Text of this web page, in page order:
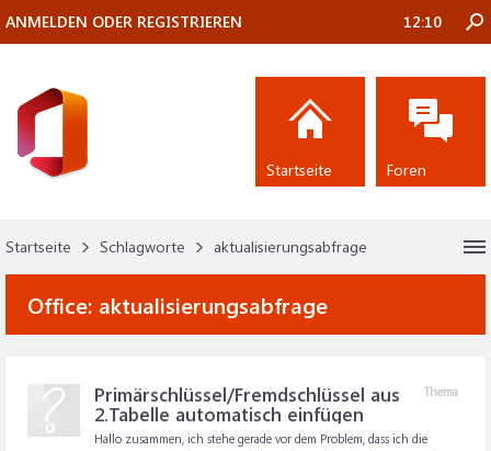
Startseite Schlagworte aktualisierungsabfrage
Office: aktualisierungsabfrage
Thema
Primärschlüssel/Fremdschlüssel aus
2.Tabelle automatisch einfügen
Hallo zusammen, ich stehe gerade vor dem Problem, dass ich die
ANMELDEN ODER REGISTRIEREN 12:10
Startseite Foren